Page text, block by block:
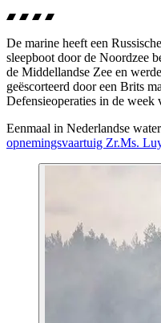
De marine heeft een
sleepboot door de Noordzee
de Middellandse Zee en
geëscorteerd door een Brits
Defensieoperaties in de week
Eenmaal in Nederlandse
opnemingsvaartuig Zr.Ms.